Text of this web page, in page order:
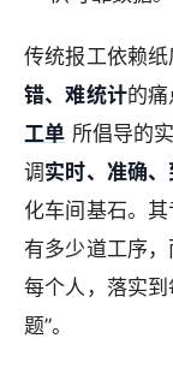
传统报工依赖
错、难统计的痛
工单 所倡导的
调 实时、准确、
化车间基石。
有多少道工序，
每个人，落实
题”。